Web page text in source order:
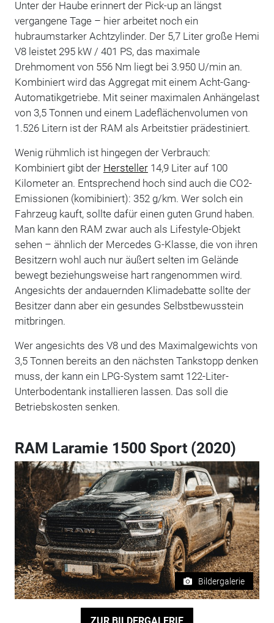
Unter der Haube erinnert der Pick-up an längst
vergangene Tage – hier arbeitet noch ein
hubraumstarker Achtzylinder. Der 5,7 Liter große Hemi
V8 leistet 295 kW / 401 PS, das maximale
Drehmoment von 556 Nm liegt bei 3.950 U/min an.
Kombiniert wird das Aggregat mit einem Acht-Gang-
Automatikgetriebe. Mit seiner maximalen Anhängelast
von 3,5 Tonnen und einem Ladeflächenvolumen von
1.526 Litern ist der RAM als Arbeitstier prädestiniert.
Wenig rühmlich ist hingegen der Verbrauch:
Kombiniert gibt der Hersteller14,9 Liter auf 100
Kilometer an. Entsprechend hoch sind auch die CO2-
Emissionen (komibiniert): 352 g/km. Wer solch ein
Fahrzeug kauft, sollte dafür einen guten Grund haben.
Man kann den RAM zwar auch als Lifestyle-Objekt
sehen – ähnlich der Mercedes G-Klasse, die von ihren
Besitzern wohl auch nur äußert selten im Gelände
bewegt beziehungsweise hart rangenommen wird.
Angesichts der andauernden Klimadebatte sollte der
Besitzer dann aber ein gesundes Selbstbewusstein
mitbringen.
Wer angesichts des V8 und des Maximalgewichts von
3,5 Tonnen bereits an den nächsten Tankstopp denken
muss, der kann ein LPG-System samt 122-Liter-
Unterbodentank installieren lassen. Das soll die
Betriebskosten senken.
RAM Laramie 1500 Sport (2020)
Bildergalerie